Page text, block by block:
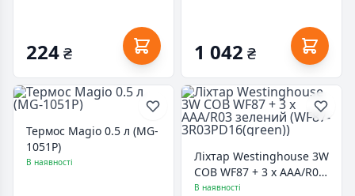
224₴ 1 042 ₴
Термос Magio 0.5 л (MG-
1051P)
В наявності
Ліхтар Westinghouse 3W
COB WF87 + 3 х AAA/R03
зелений (WF87-
В наявності